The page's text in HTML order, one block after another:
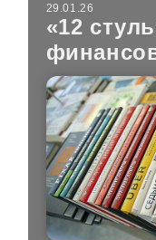
29.01.26
«12